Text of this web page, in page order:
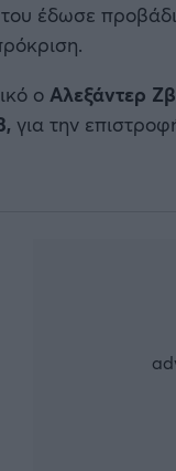
έδωσε
ο Αλεξάντερ
για την